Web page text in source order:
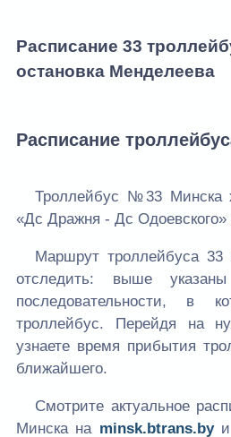
Расписание 33
остановка Менделеева
Расписание
Троллейбус №33 Минска
«Дс Дражня - Дс Одоевского»
Маршрут троллейбуса
отследить: выше
последовательности, в
троллейбус. Перейдя на
узнаете время прибытия
ближайшего.
Смотрите актуальное
Минска на minsk.btrans.byи